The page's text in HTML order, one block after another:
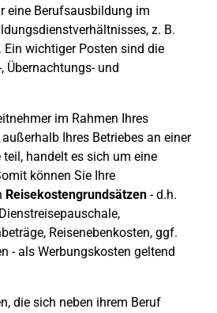
eine Berufsausbildung im
z. B.
Ein wichtiger Posten sind die
Übernachtungs- und
im Rahmen Ihres
Ihres Betriebes an einer
handelt es sich um eine
können Sie Ihre
Reisekostengrundsätzen - d.h.
Reisenebenkosten, ggf.
- als Werbungskosten geltend
die sich neben ihrem Beruf